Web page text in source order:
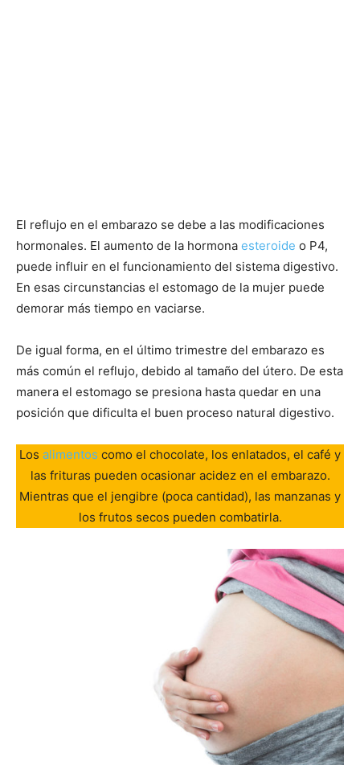
El reflujo en el embarazo se debe a las modificaciones
hormonales. El aumento de la hormona esteroide o P4,
puede influir en el funcionamiento del sistema digestivo.
En esas circunstancias el estomago de la mujer puede
demorar más tiempo en vaciarse.
De igual forma, en el último trimestre del embarazo es
más común el reflujo, debido al tamaño del útero. De esta
manera el estomago se presiona hasta quedar en una
posición que dificulta el buen proceso natural digestivo.
Los alimentos como el chocolate, los enlatados, el café y
las frituras pueden ocasionar acidez en el embarazo.
Mientras que el jengibre (poca cantidad), las manzanas y
los frutos secos pueden combatirla.